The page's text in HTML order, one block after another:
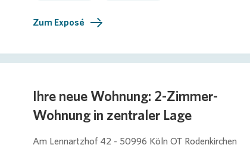
Zum Exposé
Ihre neue Wohnung: 2-Zimmer-
Wohnung in zentraler Lage
Am Lennartzhof 42 - 50996 Köln OT Rodenkirchen